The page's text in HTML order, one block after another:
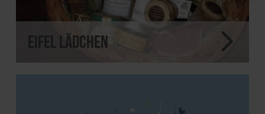
Eifel Lädchen